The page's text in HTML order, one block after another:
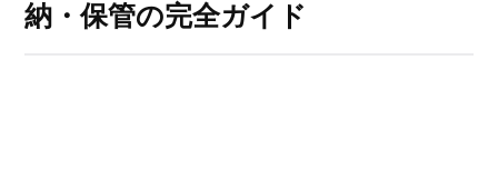
納・保管の完全ガイド